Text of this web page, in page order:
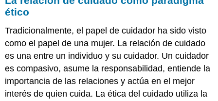
ético
Tradicionalmente, el papel de cuidador ha sido visto
como el papel de una mujer. La relación de cuidado
es una entre un individuo y su cuidador. Un cuidador
es compasivo, asume la responsabilidad, entiende la
importancia de las relaciones y actúa en el mejor
interés de quien cuida. La ética del cuidado utiliza la